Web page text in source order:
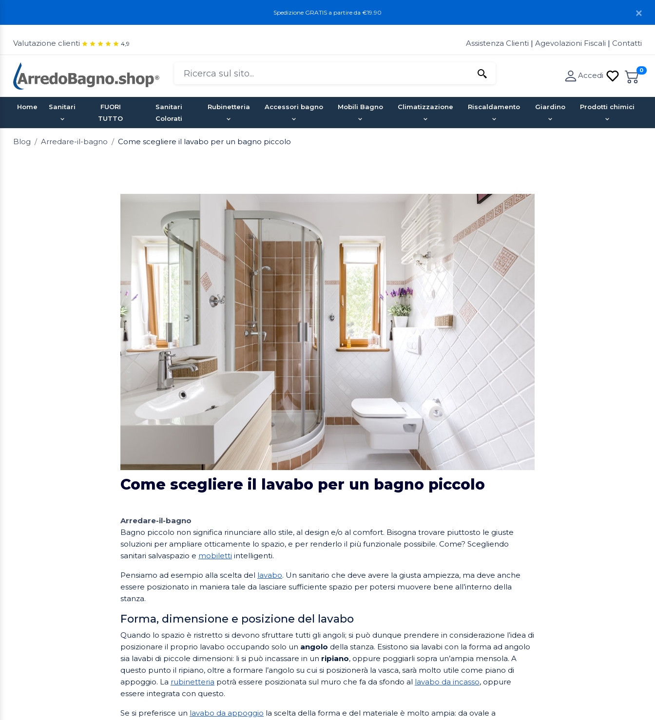
Spedizione GRATIS a partire da €19.90
Valutazione clienti 4,9 Assistenza Clienti | Agevolazioni Fiscali | Contatti
0
Accedi
Home Sanitari
FUORI
TUTTO
Sanitari
Colorati
Rubinetteria Accessori bagno Mobili Bagno Climatizzazione Riscaldamento Giardino Prodotti chimici
Blog Arredare-il-bagno Come scegliere il lavabo per un bagno piccolo
Come scegliere il lavabo per un bagno piccolo
Arredare-il-bagno
Bagno piccolo non significa rinunciare allo stile, al design e/o al comfort. Bisogna trovare piuttosto le giuste
soluzioni per ampliare otticamente lo spazio, e per renderlo il più funzionale possibile. Come? Scegliendo
sanitari salvaspazio e mobiletti intelligenti.
Pensiamo ad esempio alla scelta del lavabo. Un sanitario che deve avere la giusta ampiezza, ma deve anche
essere posizionato in maniera tale da lasciare sufficiente spazio per potersi muovere bene all’interno della
stanza.
Forma, dimensione e posizione del lavabo
Quando lo spazio è ristretto si devono sfruttare tutti gli angoli; si può dunque prendere in considerazione l’idea di
posizionare il proprio lavabo occupando solo un angolo della stanza. Esistono sia lavabi con la forma ad angolo
sia lavabi di piccole dimensioni: li si può incassare in un ripiano, oppure poggiarli sopra un’ampia mensola. A
questo punto il ripiano, oltre a formare l’angolo su cui si posizionerà la vasca, sarà molto utile come piano di
appoggio. La rubinetteria potrà essere posizionata sul muro che fa da sfondo al lavabo da incasso, oppure
essere integrata con questo.
Se si preferisce un lavabo da appoggio la scelta della forma e del materiale è molto ampia: da ovale a